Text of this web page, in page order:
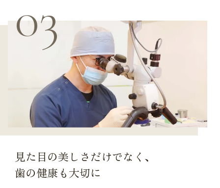
見た目の美しさだけでなく、
歯の健康も大切に